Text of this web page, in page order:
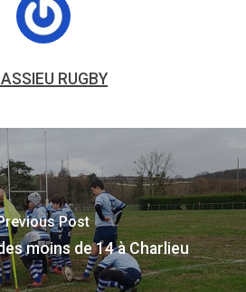
RUGBY
Post
moins de 14 à Charlieu